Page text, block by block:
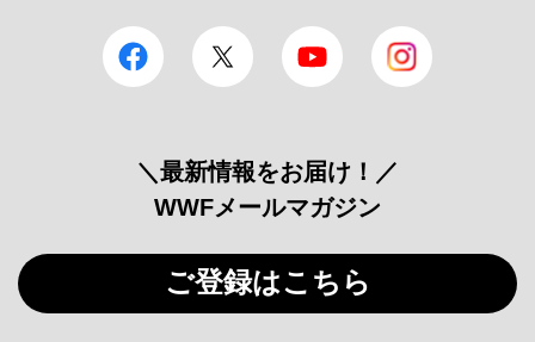
facebook Twitter YouTube
＼最新情報をお届け！／
WWFメールマガジン
ご登録はこちら